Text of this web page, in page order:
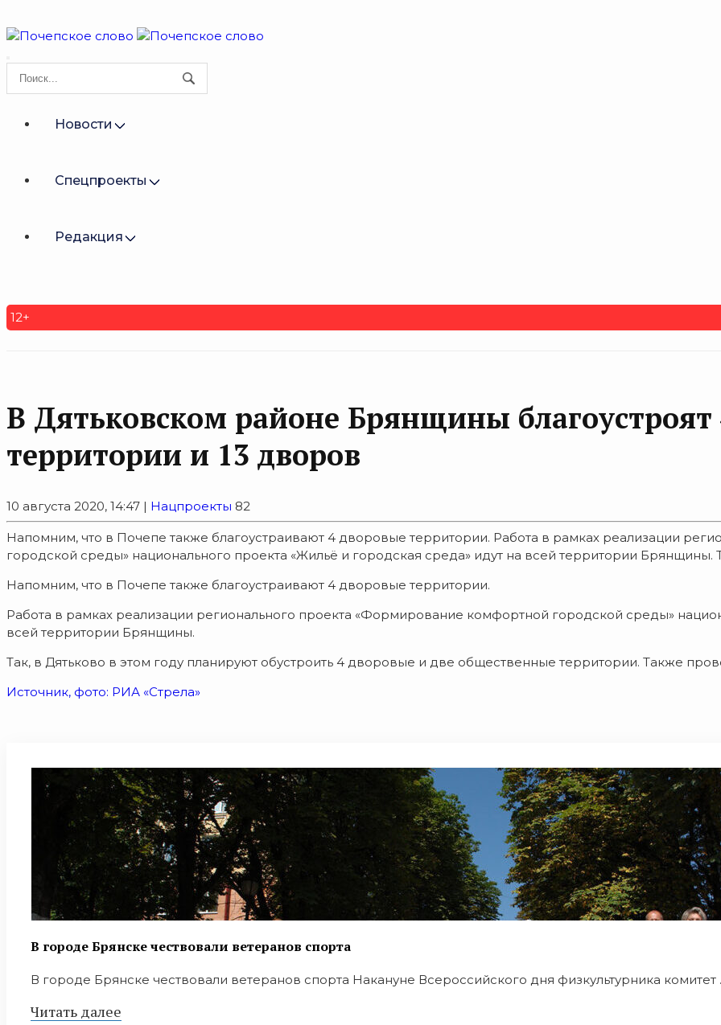
Новости
Спецпроекты
Редакция
12+
В Дятьковском районе Брянщины
территории и 13 дворов
10 августа 2020, 14:47 | Нацпроекты 82
Напомним, что в Почепе также благоустраивают 4 дворовые территории. Работа в рамках реализации
городской среды» национального проекта «Жильё и городская среда» идут на всей территории Брянщины.
Напомним, что в Почепе также благоустраивают 4 дворовые территории.
Работа в рамках реализации регионального проекта «Формирование комфортной городской среды»
всей территории Брянщины.
Так, в Дятьково в этом году планируют обустроить 4 дворовые и две общественные территории. Также
Источник, фото: РИА «Стрела»
В городе Брянске чествовали ветеранов спорта
В городе Брянске чествовали ветеранов спорта Накануне Всероссийского дня физкультурника комитет
Читать далее